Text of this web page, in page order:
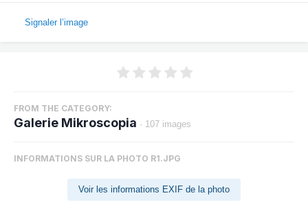
Signaler l’image
FROM THE CATEGORY:
Galerie Mikroscopia · 107 images
INFORMATIONS SUR LA PHOTO R1.JPG
Voir les informations EXIF de la photo